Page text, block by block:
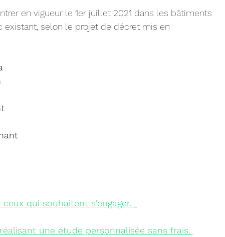
en vigueur le 1er juillet 2021 dans les bâtiments
existant, selon le projet de décret mis en
ceux qui souhaitent s'engager.
une étude personnalisée sans frais.